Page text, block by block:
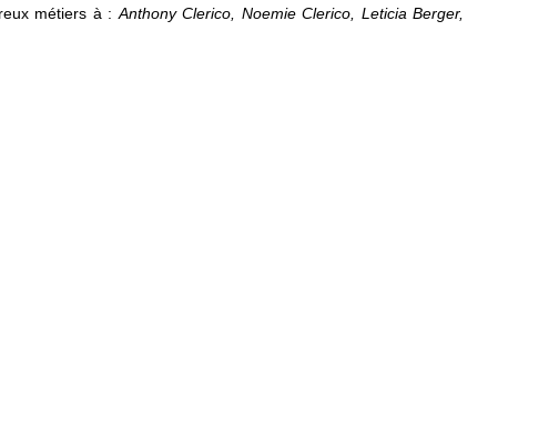
métiers à : Anthony Clerico, Noemie Clerico, Leticia Berger,